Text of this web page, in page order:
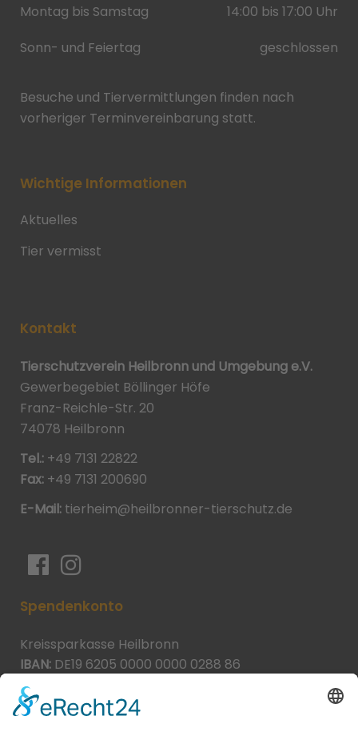
Montag bis Samstag
14:00 bis 17:00 Uhr
Sonn- und Feiertag
geschlossen
Besuche und Tiervermittlungen finden nach
vorheriger Terminvereinbarung statt.
Wichtige Informationen
Aktuelles
Tier vermisst
Kontakt
Tierschutzverein Heilbronn und Umgebung e.V.
Gewerbegebiet Böllinger Höfe
Franz-Reichle-Str. 20
74078 Heilbronn
Tel.: +49 7131 22822
Fax: +49 7131 200690
E-Mail: tierheim@heilbronner-tierschutz.de
Spendenkonto
Kreissparkasse Heilbronn
IBAN: DE19 6205 0000 0000 0288 86
BIC: